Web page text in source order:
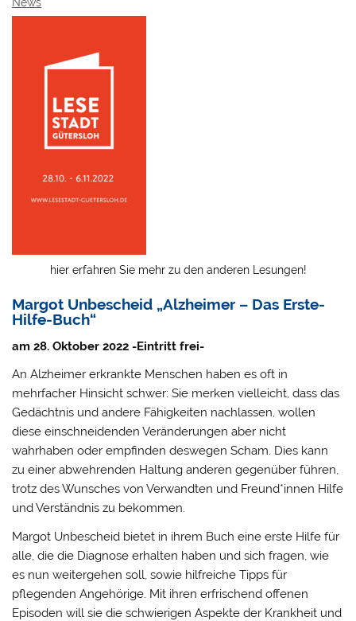
News
hier erfahren Sie mehr zu den anderen Lesungen!
Margot Unbescheid „Alzheimer – Das Erste-
Hilfe-Buch“
am 28. Oktober 2022 -Eintritt frei-
An Alzheimer erkrankte Menschen haben es oft in
mehrfacher Hinsicht schwer: Sie merken vielleicht, dass das
Gedächtnis und andere Fähigkeiten nachlassen, wollen
diese einschneidenden Veränderungen aber nicht
wahrhaben oder empfinden deswegen Scham. Dies kann
zu einer abwehrenden Haltung anderen gegenüber führen,
trotz des Wunsches von Verwandten und Freund*innen Hilfe
und Verständnis zu bekommen.
Margot Unbescheid bietet in ihrem Buch eine erste Hilfe für
alle, die die Diagnose erhalten haben und sich fragen, wie
es nun weitergehen soll, sowie hilfreiche Tipps für
pflegenden Angehörige. Mit ihren erfrischend offenen
Episoden will sie die schwierigen Aspekte der Krankheit und